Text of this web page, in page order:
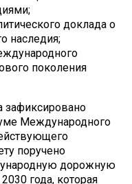
доклада о
наследия;
поколения
зафиксировано
Международного
поручено
дорожную
года, которая